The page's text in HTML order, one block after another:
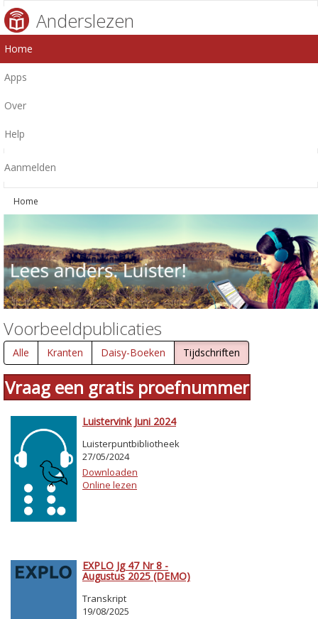
Anderslezen
Home
Apps
Over
Help
Aanmelden
Home
Voorbeeldpublicaties
Alle Kranten Daisy-Boeken Tijdschriften
Vraag een gratis proefnummer
Luistervink Juni 2024
Luisterpuntbibliotheek
27/05/2024
Downloaden
Online lezen
EXPLO Jg 47 Nr 8 -
Augustus 2025 (DEMO)
Transkript
19/08/2025